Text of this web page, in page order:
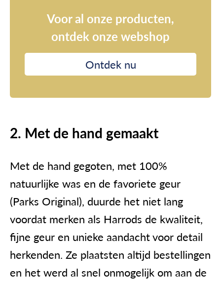
Voor al onze producten,
ontdek onze webshop
Ontdek nu
2. Met de hand gemaakt
Met de hand gegoten, met 100%
natuurlijke was en de favoriete geur
(Parks Original), duurde het niet lang
voordat merken als Harrods de kwaliteit,
fijne geur en unieke aandacht voor detail
herkenden. Ze plaatsten altijd bestellingen
en het werd al snel onmogelijk om aan de